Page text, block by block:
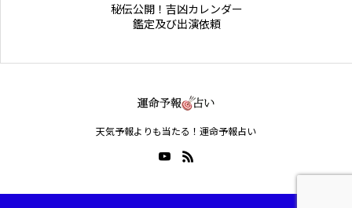
秘伝公開！吉凶カレンダー
鑑定及び出演依頼
天気予報よりも当たる！運命予報占い